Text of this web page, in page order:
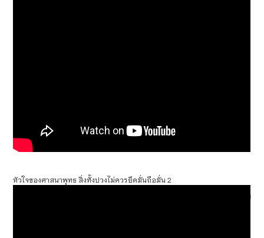
หัวใจของศาสนาพุทธ สิ่งทั้งปวงไม่ควรยึดมั่นถือมั่น 2